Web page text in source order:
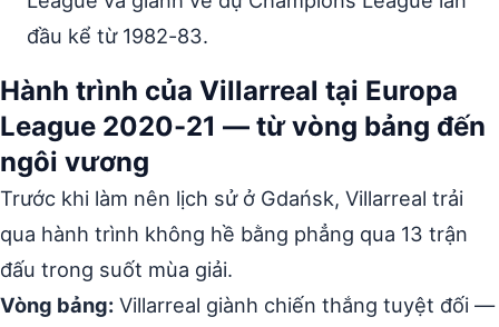
đầu kể từ 1982-83.
Hành trình của Villarreal tại Europa
League 2020-21 — từ vòng bảng đến
ngôi vương
Trước khi làm nên lịch sử ở Gdańsk, Villarreal trải
qua hành trình không hề bằng phẳng qua 13 trận
đấu trong suốt mùa giải.
Vòng bảng: Villarreal giành chiến thắng tuyệt đối —